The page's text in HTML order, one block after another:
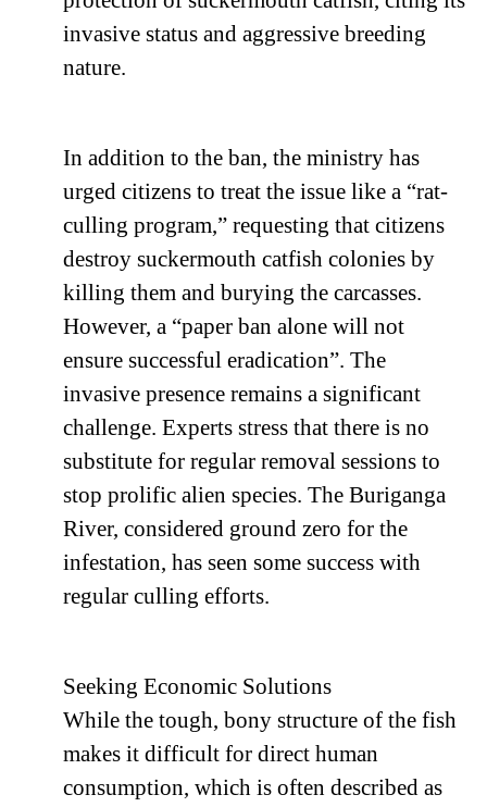
invasive status and aggressive breeding
nature.
In addition to the ban, the ministry has
urged citizens to treat the issue like a “rat-
culling program,” requesting that citizens
destroy suckermouth catfish colonies by
killing them and burying the carcasses.
However, a “paper ban alone will not
ensure successful eradication”. The
invasive presence remains a significant
challenge. Experts stress that there is no
substitute for regular removal sessions to
stop prolific alien species. The Buriganga
River, considered ground zero for the
infestation, has seen some success with
regular culling efforts.
Seeking Economic Solutions
While the tough, bony structure of the fish
makes it difficult for direct human
consumption, which is often described as